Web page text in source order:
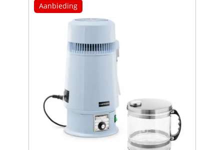
Aanbieding